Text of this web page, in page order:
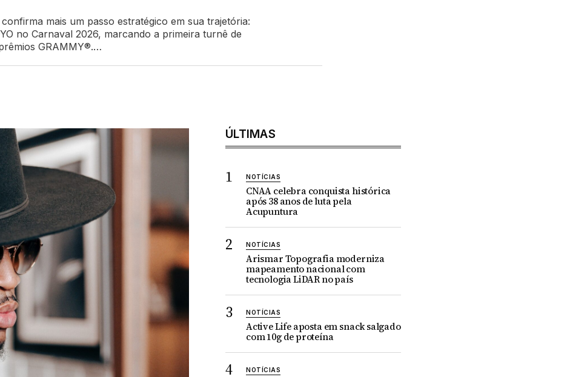
mais um passo estratégico em sua trajetória:
no Carnaval 2026, marcando a primeira turnê de
GRAMMY®.…
ÚLTIMAS
NOTÍCIAS
CNAA celebra conquista histórica
após 38 anos de luta pela
Acupuntura
NOTÍCIAS
Arismar Topografia moderniza
mapeamento nacional com
tecnologia LiDAR no país
NOTÍCIAS
Active Life aposta em snack salgado
com 10g de proteína
NOTÍCIAS